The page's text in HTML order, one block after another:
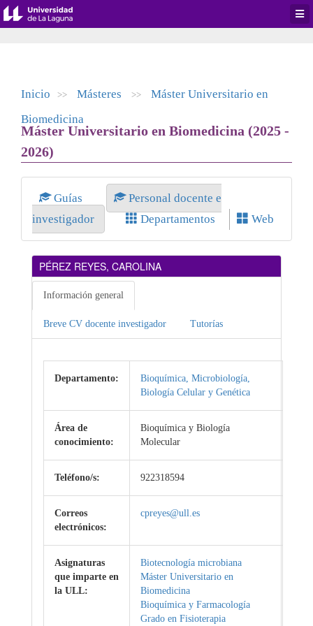
Inicio >> Másteres >>
Máster Universitario en
Biomedicina
Máster Universitario en Biomedicina (2025 -
2026)
Guías
Personal docente e
investigador
Departamentos Web
PÉREZ REYES, CAROLINA
Información general
Breve CV docente investigador Tutorías
Departamento:
Bioquímica, Microbiología,
Biología Celular y Genética
Área de
conocimiento:
Bioquímica y Biología
Molecular
Teléfono/s: 922318594
Correos
electrónicos:
cpreyes@ull.es
Asignaturas
que imparte en
la ULL:
Biotecnología microbiana
Máster Universitario en
Biomedicina
Bioquímica y Farmacología
Grado en Fisioterapia